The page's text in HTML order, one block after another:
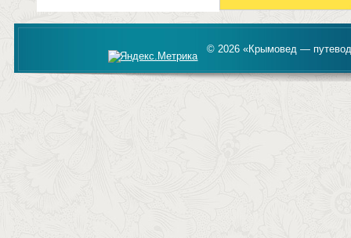
© 2026 «Крымовед —